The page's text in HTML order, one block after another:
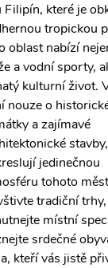
Filipín, které je
tropickou
oblast nabízí
a vodní sporty,
kulturní život.
nouze o
a zajímavé
jedinečnou
tohoto
tradiční trhy,
místní
srdečné
kteří vás jistě